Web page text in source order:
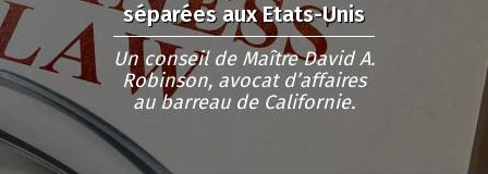
séparées aux Etats-Unis
Un conseil de Maître David A.
Robinson, avocat d’affaires
au barreau de Californie.